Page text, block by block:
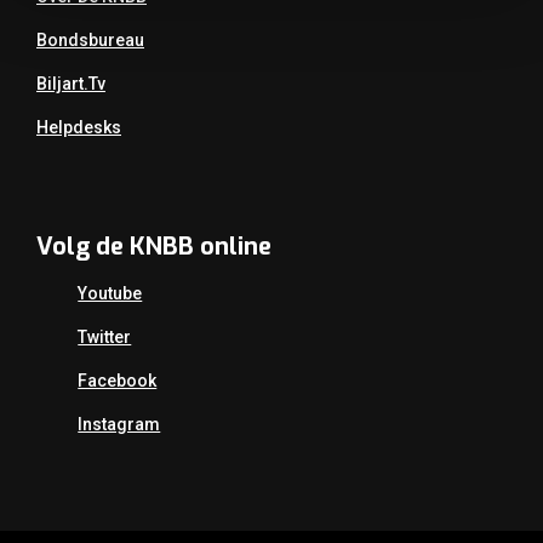
Bondsbureau
Biljart.tv
Helpdesks
Volg de KNBB online
Youtube
Twitter
Facebook
Instagram